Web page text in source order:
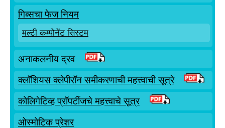
गिब्सचा फेज नियम
मल्टी कम्पोनेंट सिस्टम
अनाकलनीय द्रव
क्लॉशियस क्लेपीरॉन समीकरणाची महत्त्वाची सूत्रे
कोलिगेटिव्ह प्रॉपर्टीजचे महत्त्वाचे सूत्र
ओस्मोटिक प्रेशर